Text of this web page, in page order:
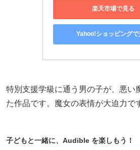
楽天市場で見る
Yahoo!ショッピングで
特別支援学級に通う男の子が、悪い
た作品です。魔女の表情が大迫力で
子どもと一緒に、Audible を楽しもう！